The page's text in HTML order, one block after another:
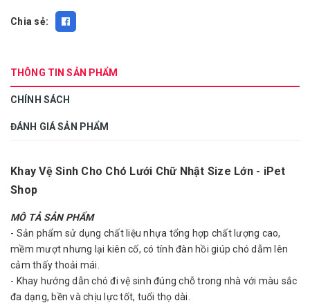
Chia sẻ:
THÔNG TIN SẢN PHẨM
CHÍNH SÁCH
ĐÁNH GIÁ SẢN PHẨM
Khay Vệ Sinh Cho Chó Lưới Chữ Nhật Size Lớn - iPet
Shop
MÔ TẢ SẢN PHẨM
- Sản phẩm sử dụng chất liệu nhựa tổng hợp chất lượng cao,
mềm mượt nhưng lại kiên cố, có tính đàn hồi giúp chó dẫm lên
cảm thấy thoải mái.
- Khay hướng dẫn chó đi vệ sinh đúng chỗ trong nhà với màu sắc
đa dạng, bền và chịu lực tốt, tuổi thọ dài.